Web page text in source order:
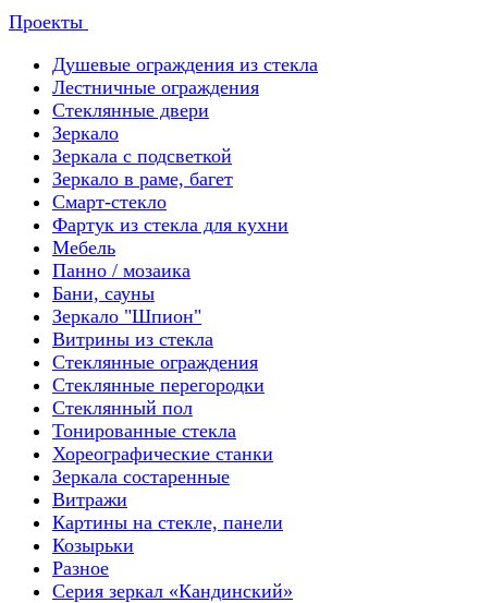
Проекты
Душевые ограждения из стекла
Лестничные ограждения
Стеклянные двери
Зеркало
Зеркала с подсветкой
Зеркало в раме, багет
Смарт-стекло
Фартук из стекла для кухни
Мебель
Панно / мозаика
Бани, сауны
Зеркало "Шпион"
Витрины из стекла
Стеклянные ограждения
Стеклянные перегородки
Стеклянный пол
Тонированные стекла
Хореографические станки
Зеркала состаренные
Витражи
Картины на стекле, панели
Козырьки
Разное
Серия зеркал «Кандинский»